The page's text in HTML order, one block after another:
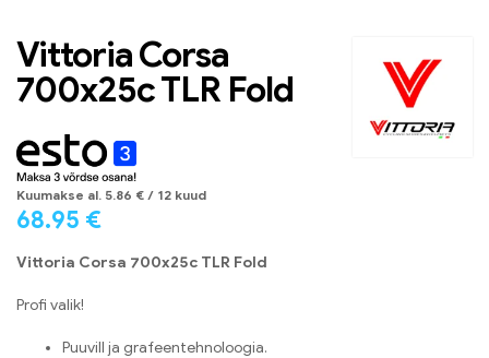
Vittoria Corsa
700x25c TLR Fold
Kuumakse al. 5.86 € / 12 kuud
68.95 €
Vittoria Corsa 700x25c TLR Fold
Profi valik!
Puuvill ja grafeentehnoloogia.